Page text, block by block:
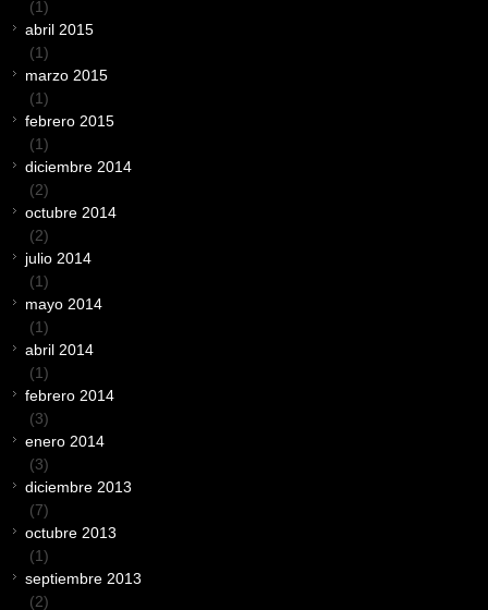
(1)
abril 2015
(1)
marzo 2015
(1)
febrero 2015
(1)
diciembre 2014
(2)
octubre 2014
(2)
julio 2014
(1)
mayo 2014
(1)
abril 2014
(1)
febrero 2014
(3)
enero 2014
(3)
diciembre 2013
(7)
octubre 2013
(1)
septiembre 2013
(2)